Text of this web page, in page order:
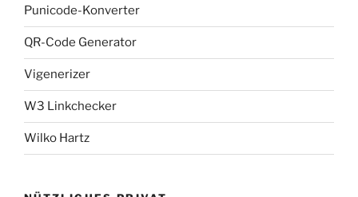
Punicode-Konverter
QR-Code Generator
Vigenerizer
W3 Linkchecker
Wilko Hartz